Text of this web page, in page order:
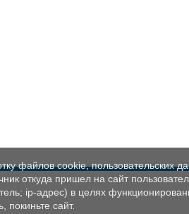
файлов cookie, пользовательских
откуда пришел на сайт
ip-адрес) в целях
сайт.